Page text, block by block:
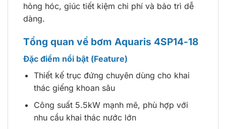
hỏng hóc, giúc tiết kiệm chi phí và bảo trì dễ
dàng.
Tổng quan về bơm Aquaris 4SP14-18
Đặc điểm nổi bật (Feature)
Thiết kế trục đứng chuyên dùng cho khai
thác giếng khoan sâu
Công suất 5.5kW mạnh mẽ, phù hợp với
nhu cầu khai thác nước lớn